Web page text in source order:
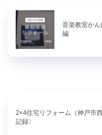
音楽教室か
編
2×4住宅リフォーム（神戸市
記録〉